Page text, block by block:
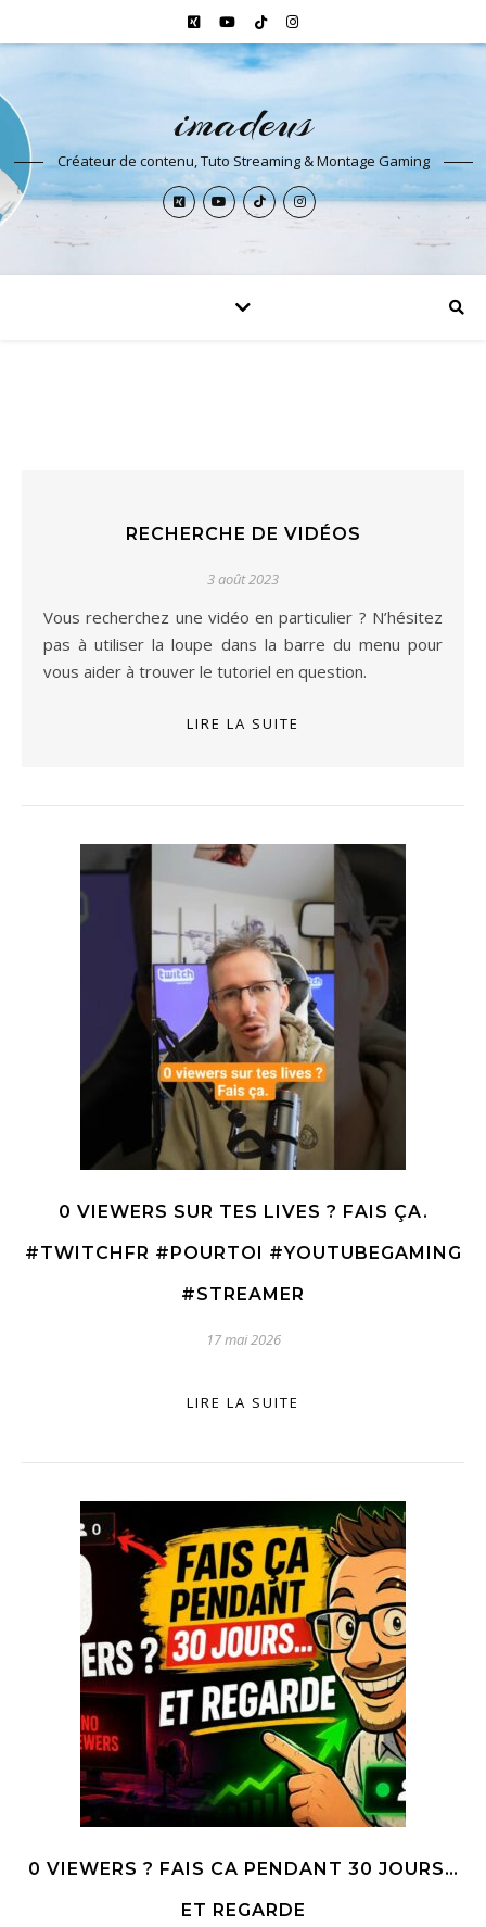
imadeus
Créateur de contenu, Tuto Streaming & Montage Gaming
RECHERCHE DE VIDÉOS
3 août 2023
Vous recherchez une vidéo en particulier ? N’hésitez
pas à utiliser la loupe dans la barre du menu pour
vous aider à trouver le tutoriel en question.
LIRE LA SUITE
0 VIEWERS SUR TES LIVES ? FAIS ÇA.
#TWITCHFR #POURTOI #YOUTUBEGAMING
#STREAMER
17 mai 2026
LIRE LA SUITE
0 VIEWERS ? FAIS CA PENDANT 30 JOURS…
ET REGARDE